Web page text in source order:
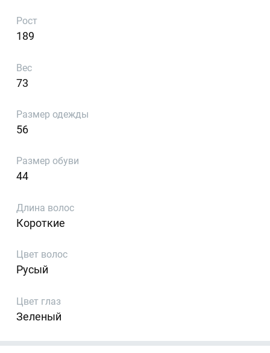
Рост
189
Вес
73
Размер одежды
56
Размер обуви
44
Длина волос
Короткие
Цвет волос
Русый
Цвет глаз
Зеленый